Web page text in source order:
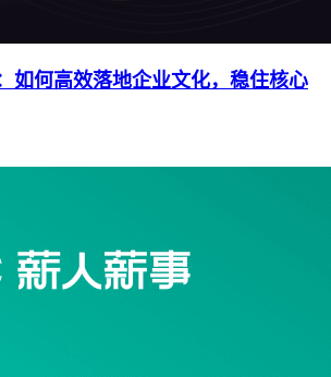
如何高效落地企业文化，稳住核心